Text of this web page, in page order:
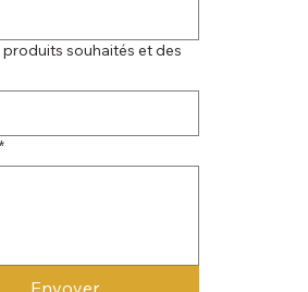
produits souhaités et des
*
Envoyer